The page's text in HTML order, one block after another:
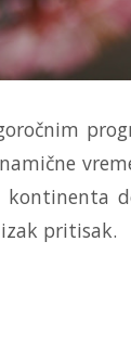
kontinenta
pritisak.